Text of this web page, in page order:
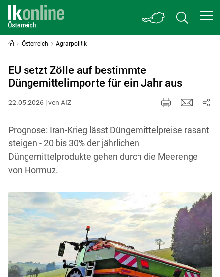
Österreich Agrarpolitik
EU setzt Zölle auf bestimmte
Düngemittelimporte für ein Jahr aus
22.05.2026 | von AIZ
Prognose: Iran-Krieg lässt Düngemittelpreise rasant
steigen - 20 bis 30% der jährlichen
Düngemittelprodukte gehen durch die Meerenge
von Hormuz.